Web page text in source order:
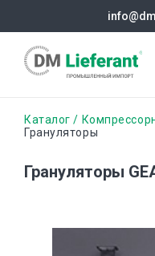
содержанию
Строка
Каталог
Грануляторы
Грануляторы